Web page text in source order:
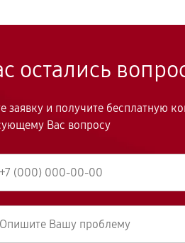
остались
заявку и получите бесплатную
Вас вопросу